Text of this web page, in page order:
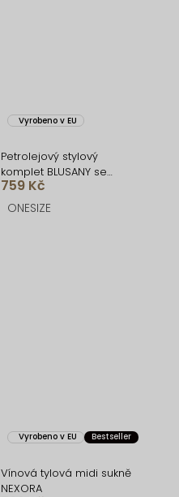
Vyrobeno v EU
Petrolejový stylový
komplet BLUSANY se
sukní
759 Kč
ONESIZE
Vyrobeno v EU Bestseller
Vínová tylová midi sukně
NEXORA